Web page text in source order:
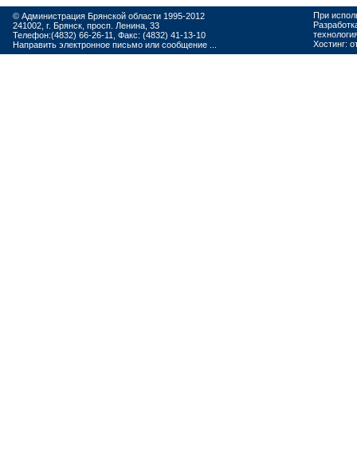
© Администрация Брянской области 1995-2012
241002, г. Брянск, просп. Ленина, 33
Телефон:(4832) 66-26-11, Факс: (4832) 41-13-10
Направить электронное письмо или сообщение ...
При
Хостинг: